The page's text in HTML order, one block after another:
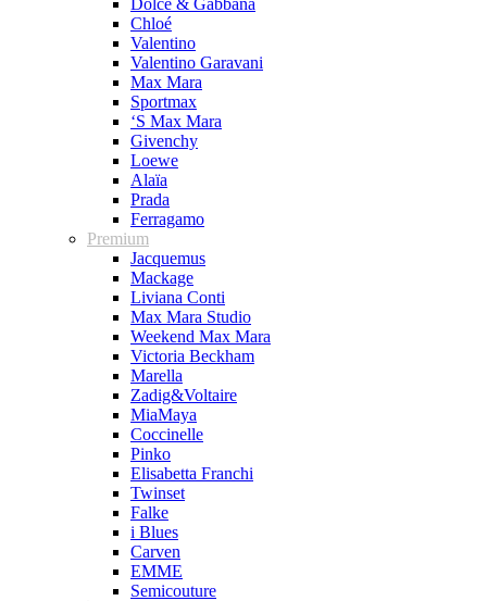
Dolce & Gabbana
Chloé
Valentino
Valentino Garavani
Max Mara
Sportmax
‘S Max Mara
Givenchy
Loewe
Alaïa
Prada
Ferragamo
Premium
Jacquemus
Mackage
Liviana Conti
Max Mara Studio
Weekend Max Mara
Victoria Beckham
Marella
Zadig&Voltaire
MiaMaya
Coccinelle
Pinko
Elisabetta Franchi
Twinset
Falke
i Blues
Carven
EMME
Semicouture